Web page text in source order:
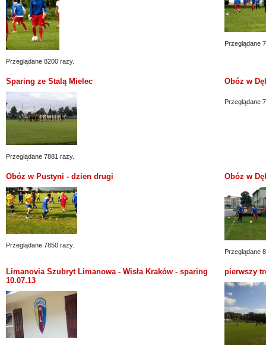
Przeglądane 8200 razy.
Przeglądane
Sparing ze Stalą Mielec
Przeglądane 7881 razy.
Obóz w
Przeglądane
Obóz w Pustyni - dzien drugi
Przeglądane 7850 razy.
Obóz w
Przeglądane
Limanovia Szubryt Limanowa - Wisła Kraków - sparing
10.07.13
pierwszy